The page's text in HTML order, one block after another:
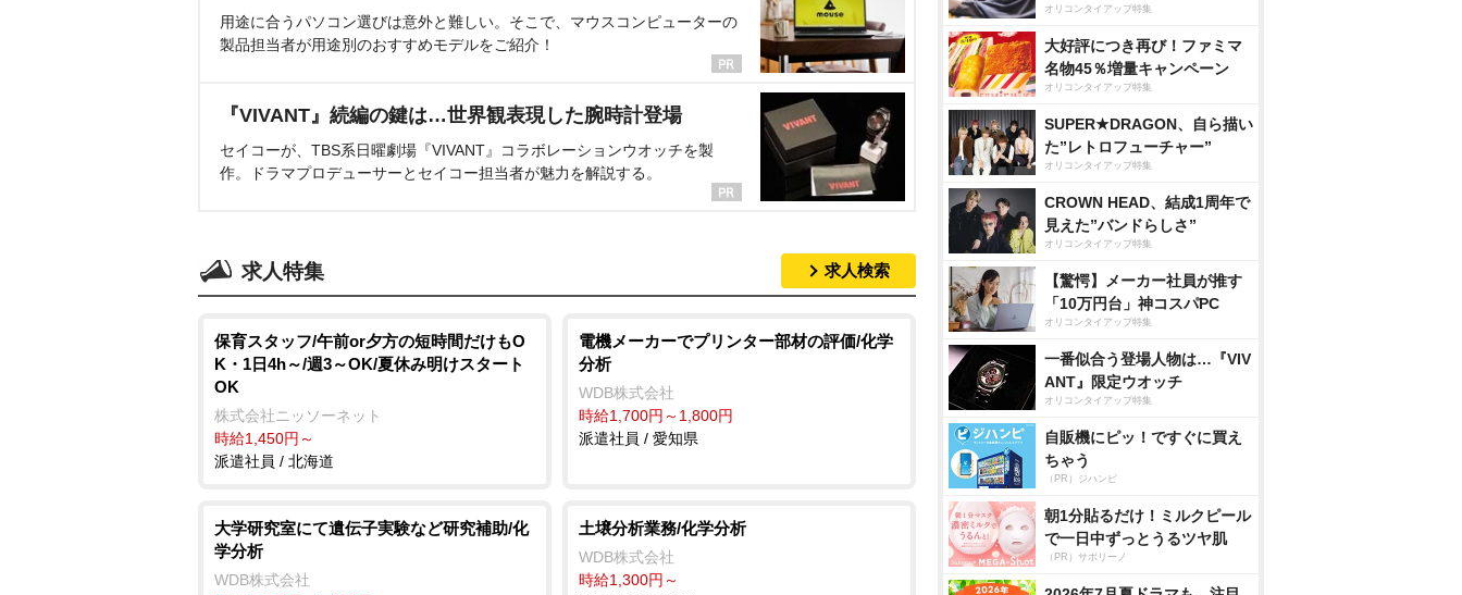
用途に合うパソコン選びは意外と難しい。そこで、マウスコンピューターの
製品担当者が用途別のおすすめモデルをご紹介！
『VIVANT』続編の鍵は…世界観表現した腕時計登場
セイコーが、TBS系日曜劇場『VIVANT』コラボレーションウオッチを製
作。ドラマプロデューサーとセイコー担当者が魅力を解説する。
求人特集 求人検索
保育スタッフ/午前or夕方の短時間だけもO
K・1日4h～/週3～OK/夏休み明けスタート
OK
株式会社ニッソーネット
時給1,450円～
派遣社員 / 北海道
電機メーカーでプリンター部材の評価/化学
分析
WDB株式会社
時給1,700円～1,800円
派遣社員 / 愛知県
大学研究室にて遺伝子実験など研究補助/化
学分析
WDB株式会社
土壌分析業務/化学分析
WDB株式会社
時給1,300円～
オリコンタイアップ特集
大好評につき再び！ファミマ
名物45％増量キャンペーン
オリコンタイアップ特集
SUPER★DRAGON、自ら描い
た”レトロフューチャー”
オリコンタイアップ特集
CROWN HEAD、結成1周年で
見えた”バンドらしさ”
オリコンタイアップ特集
【驚愕】メーカー社員が推す
「10万円台」神コスパPC
オリコンタイアップ特集
一番似合う登場人物は…『VIV
ANT』限定ウオッチ
オリコンタイアップ特集
自販機にピッ！ですぐに買え
ちゃう
（PR）ジハンピ
朝1分貼るだけ！ミルクピール
で一日中ずっとうるツヤ肌
（PR）サボリーノ